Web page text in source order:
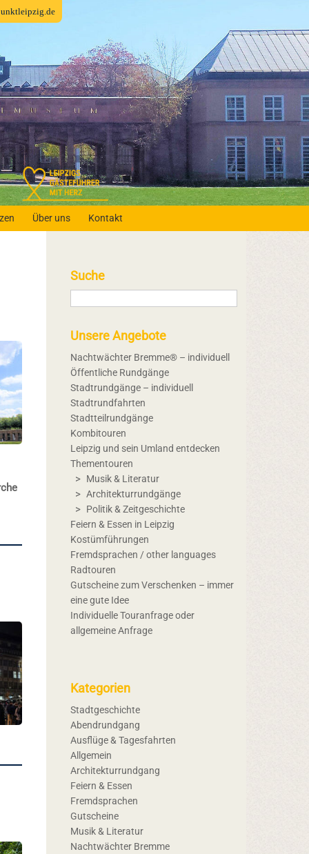
Über uns Kontakt
Suche
Unsere Angebote
Nachtwächter Bremme® – individuell
Öffentliche Rundgänge
Stadtrundgänge – individuell
Stadtrundfahrten
Stadtteilrundgänge
Kombitouren
Leipzig und sein Umland entdecken
Thementouren
Musik & Literatur
Architekturrundgänge
Politik & Zeitgeschichte
Feiern & Essen in Leipzig
Kostümführungen
Fremdsprachen / other languages
Radtouren
Gutscheine zum Verschenken – immer
eine gute Idee
Individuelle Touranfrage oder
allgemeine Anfrage
Kategorien
Stadtgeschichte
Abendrundgang
Ausflüge & Tagesfahrten
Allgemein
Architekturrundgang
Feiern & Essen
Fremdsprachen
Gutscheine
Musik & Literatur
Nachtwächter Bremme